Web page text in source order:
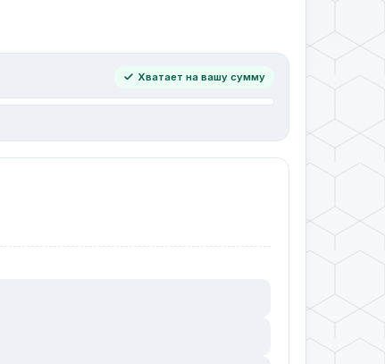
Хватает на вашу сумму